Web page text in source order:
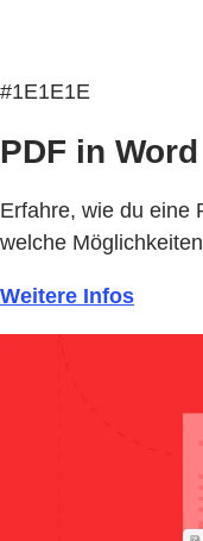
#1E1E1E
PDF in
Erfahre, wie du eine
welche
Weitere Infos